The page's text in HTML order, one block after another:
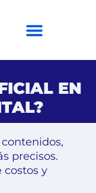
EN
precisos.
costos y